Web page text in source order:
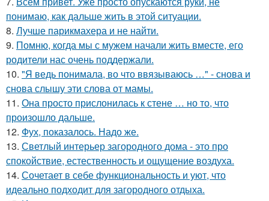
понимаю, как дальше жить в этой ситуации.
8. Лучше парикмахера и не найти.
9. Помню, когда мы с мужем начали жить вместе, его
родители нас очень поддержали.
10. "Я ведь понимала, во что ввязываюсь …" - снова и
снова слышу эти слова от мамы.
11. Она просто прислонилась к стене … но то, что
произошло дальше.
12. Фух, показалось. Надо же.
13. Светлый интерьер загородного дома - это про
спокойствие, естественность и ощущение воздуха.
14. Сочетает в себе функциональность и уют, что
идеально подходит для загородного отдыха.